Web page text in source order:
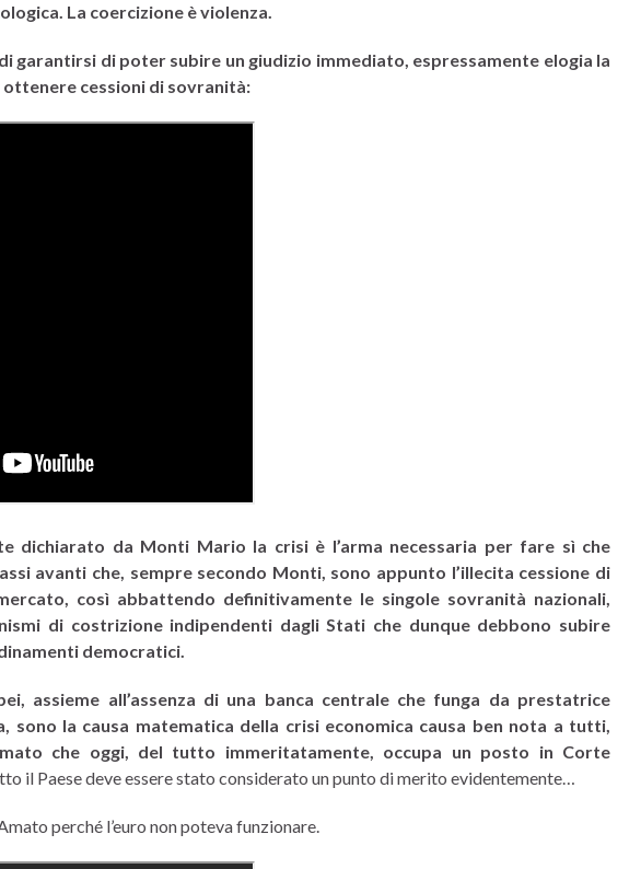
La coercizione è violenza.
garantirsi di poter subire un giudizio immediato, espressamente elogia la
cessioni di sovranità:
dichiarato da Monti Mario la crisi è l’arma necessaria per fare sì che
avanti che, sempre secondo Monti, sono appunto l’illecita cessione di
così abbattendo definitivamente le singole sovranità nazionali,
di costrizione indipendenti dagli Stati che dunque debbono subire
democratici.
assieme all’assenza di una banca centrale che funga da prestatrice
sono la causa matematica della crisi economica causa ben nota a tutti,
che oggi, del tutto immeritatamente, occupa un posto in Corte
il Paese deve essere stato considerato un punto di merito evidentemente…
perché l’euro non poteva funzionare.